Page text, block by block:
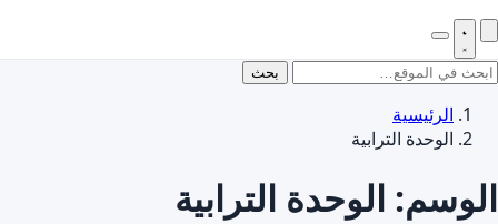
بحث
الرئيسية
الوحدة الترابية
الوسم: الوحدة الترابية